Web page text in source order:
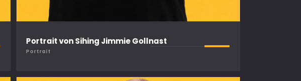
Portrait von Sihing Jimmie Gollnast
Portrait